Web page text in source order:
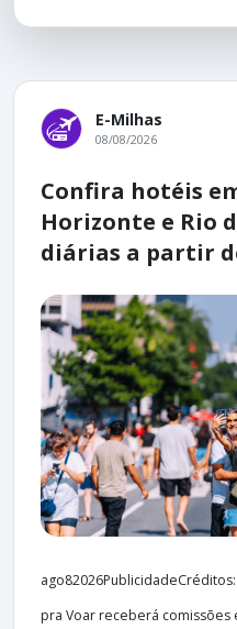
E-Milhas
08/08/2026
Confira hotéis
Horizonte e Rio
diárias a partir
pra Voar receberá comissões